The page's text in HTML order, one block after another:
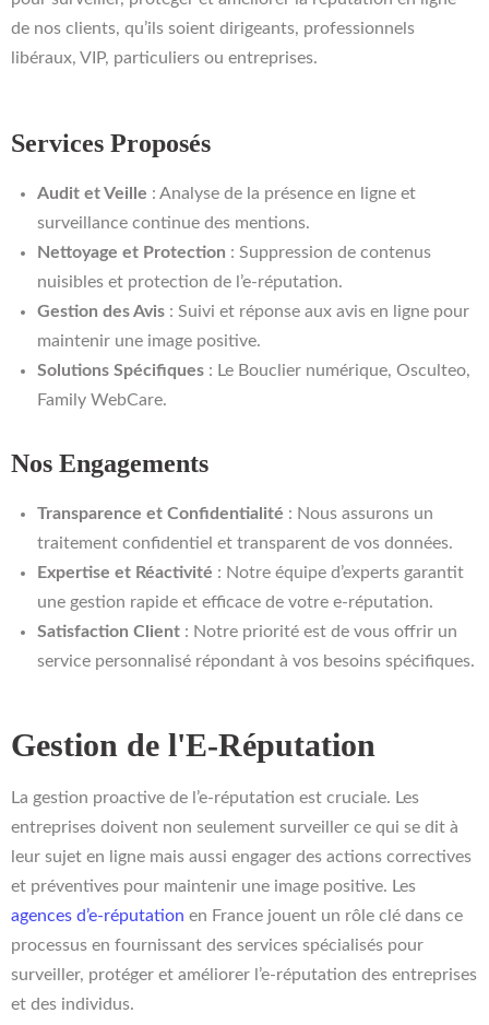
de nos clients, qu’ils soient dirigeants, professionnels
libéraux, VIP, particuliers ou entreprises.
Services Proposés
Audit et Veille : Analyse de la présence en ligne et
surveillance continue des mentions.
Nettoyage et Protection : Suppression de contenus
nuisibles et protection de l’e-réputation.
Gestion des Avis : Suivi et réponse aux avis en ligne pour
maintenir une image positive.
Solutions Spécifiques : Le Bouclier numérique, Osculteo,
Family WebCare.
Nos Engagements
Transparence et Confidentialité : Nous assurons un
traitement confidentiel et transparent de vos données.
Expertise et Réactivité : Notre équipe d’experts garantit
une gestion rapide et efficace de votre e-réputation.
Satisfaction Client : Notre priorité est de vous offrir un
service personnalisé répondant à vos besoins spécifiques.
Gestion de l'E-Réputation
La gestion proactive de l’e-réputation est cruciale. Les
entreprises doivent non seulement surveiller ce qui se dit à
leur sujet en ligne mais aussi engager des actions correctives
et préventives pour maintenir une image positive. Les
agences d’e-réputation en France jouent un rôle clé dans ce
processus en fournissant des services spécialisés pour
surveiller, protéger et améliorer l’e-réputation des entreprises
et des individus.